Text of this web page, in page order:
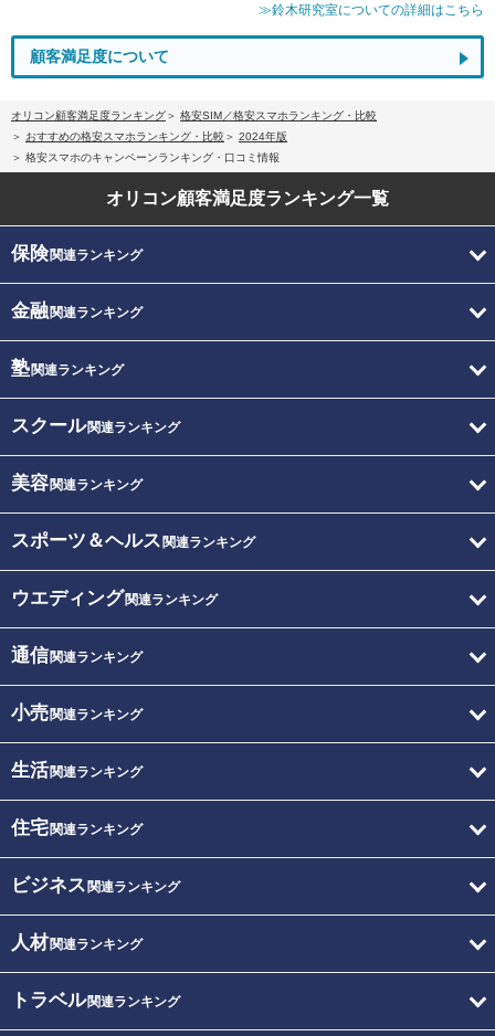
≫鈴木研究室についての詳細はこちら
顧客満足度について
オリコン顧客満足度ランキング
格安SIM／格安スマホランキング・比較
おすすめの格安スマホランキング・比較
2024年版
格安スマホのキャンペーンランキング・口コミ情報
オリコン顧客満足度ランキング一覧
保険関連ランキング
金融関連ランキング
塾関連ランキング
スクール関連ランキング
美容関連ランキング
スポーツ＆ヘルス 関連ランキング
ウエディング関連ランキング
通信関連ランキング
小売関連ランキング
生活関連ランキング
住宅関連ランキング
ビジネス 関連ランキング
人材関連ランキング
トラベル関連ランキング